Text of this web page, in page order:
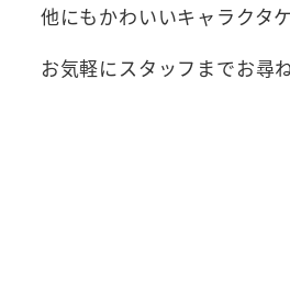
他にもかわいいキャラクタ
お気軽にスタッフまでお尋